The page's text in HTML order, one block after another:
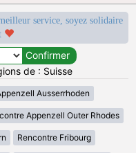
service, soyez solidaire
de : Suisse
Ausserrhoden
Appenzell Outer Rhodes
Rencontre Fribourg